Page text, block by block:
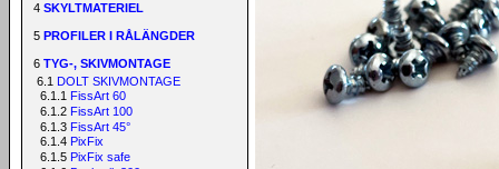
4 SKYLTMATERIEL
5 PROFILER I RÅLÄNGDER
6 TYG-, SKIVMONTAGE
6.1 DOLT SKIVMONTAGE
6.1.1
FissArt 60
6.1.2 FissArt 100
6.1.3 FissArt 45°
6.1.4 PixFix
6.1.5 PixFix safe